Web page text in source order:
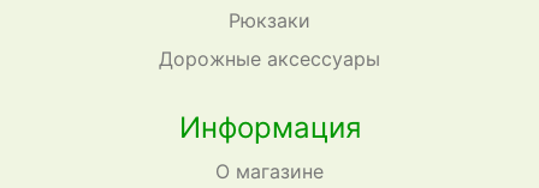
Рюкзаки
Дорожные аксессуары
Информация
О магазине